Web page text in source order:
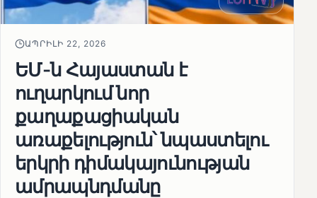
ԱՊՐԻԼԻ 22, 2026
ԵՄ-ն Հայաստան է
ուղարկում նոր
քաղաքացիական
առաքելություն՝ նպաստելու
երկրի դիմակայունության
ամրապնդմանը